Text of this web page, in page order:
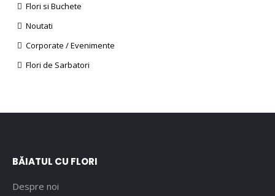
Flori si Buchete
Noutati
Corporate / Evenimente
Flori de Sarbatori
BĂIATUL CU FLORI
Despre noi